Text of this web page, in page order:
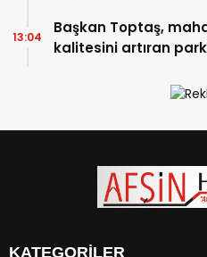
Başkan Toptaş,
kalitesini artıran
13:04
KATEGORİLER